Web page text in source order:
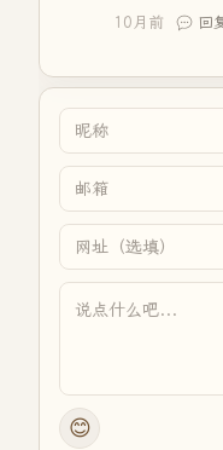
10月前 回
😊